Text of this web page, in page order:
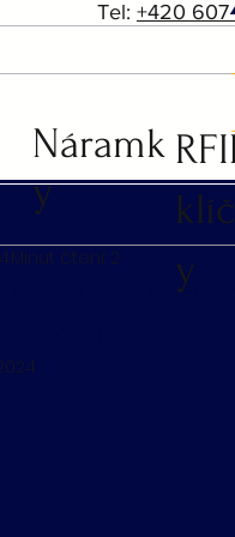
y
Náramk
y
pravidla
Minut čtení: 2
z 5 hvězdiček.
Tel: +420 607